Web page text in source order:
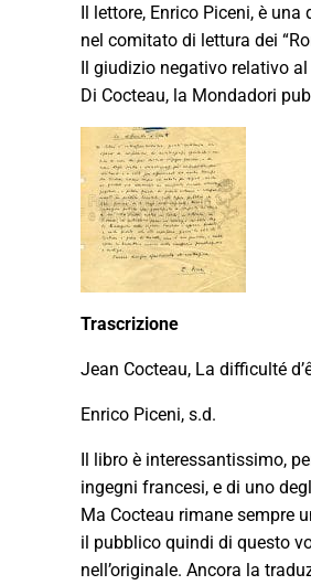
Il lettore, Enrico Piceni, è
nel comitato di lettura dei
Il giudizio negativo relativo
Di Cocteau, la Mondadori
Trascrizione
Jean Cocteau, La difficulté
Enrico Piceni, s.d.
Il libro è interessantissimo,
ingegni francesi, e di uno
Ma Cocteau rimane sempre
il pubblico quindi di questo
nell’originale. Ancora la